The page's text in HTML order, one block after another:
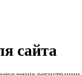
сайта